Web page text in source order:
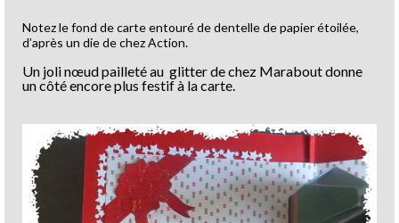
Notez le fond de carte entouré de dentelle de papier étoilée,
d’après un die de chez Action.
Un joli nœud pailleté au glitter de chez Marabout donne
un côté encore plus festif à la carte.